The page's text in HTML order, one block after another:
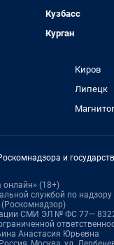
Кузбасс
Курган
Киров
Липецк
и
онлайн» (18+)
службой по
СМИ ЭЛ № ФС 77—
Анастасия Юрьевна